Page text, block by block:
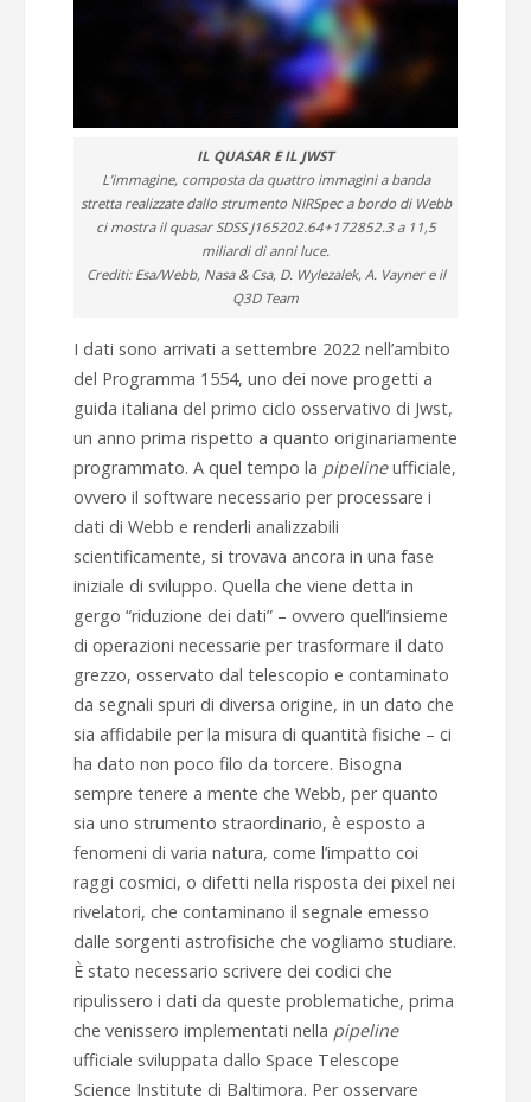
IL QUASAR E IL JWST
L’immagine, composta da quattro immagini a banda
stretta realizzate dallo strumento NIRSpec a bordo di Webb
ci mostra il quasar SDSS J165202.64+172852.3 a 11,5
miliardi di anni luce.
Crediti: Esa/Webb, Nasa & Csa, D. Wylezalek, A. Vayner e il
Q3D Team
I dati sono arrivati a settembre 2022 nell’ambito
del Programma 1554, uno dei nove progetti a
guida italiana del primo ciclo osservativo di Jwst,
un anno prima rispetto a quanto originariamente
programmato. A quel tempo la pipelineufficiale,
ovvero il software necessario per processare i
dati di Webb e renderli analizzabili
scientificamente, si trovava ancora in una fase
iniziale di sviluppo. Quella che viene detta in
gergo “riduzione dei dati” – ovvero quell’insieme
di operazioni necessarie per trasformare il dato
grezzo, osservato dal telescopio e contaminato
da segnali spuri di diversa origine, in un dato che
sia affidabile per la misura di quantità fisiche – ci
ha dato non poco filo da torcere. Bisogna
sempre tenere a mente che Webb, per quanto
sia uno strumento straordinario, è esposto a
fenomeni di varia natura, come l’impatto coi
raggi cosmici, o difetti nella risposta dei pixel nei
rivelatori, che contaminano il segnale emesso
dalle sorgenti astrofisiche che vogliamo studiare.
È stato necessario scrivere dei codici che
ripulissero i dati da queste problematiche, prima
che venissero implementati nella pipeline
ufficiale sviluppata dallo Space Telescope
Science Institute di Baltimora. Per osservare